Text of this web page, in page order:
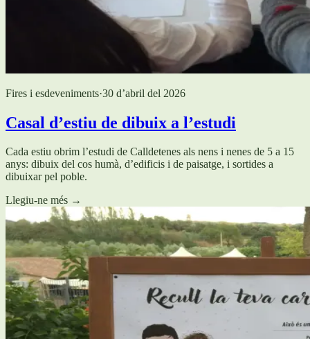
Fires i esdeveniments·30 d’abril del 2026
Casal d’estiu de dibuix a l’estudi
Cada estiu obrim l’estudi de Calldetenes als nens i nenes de 5 a 15
anys: dibuix del cos humà, d’edificis i de paisatge, i sortides a
dibuixar pel poble.
Llegiu-ne més →